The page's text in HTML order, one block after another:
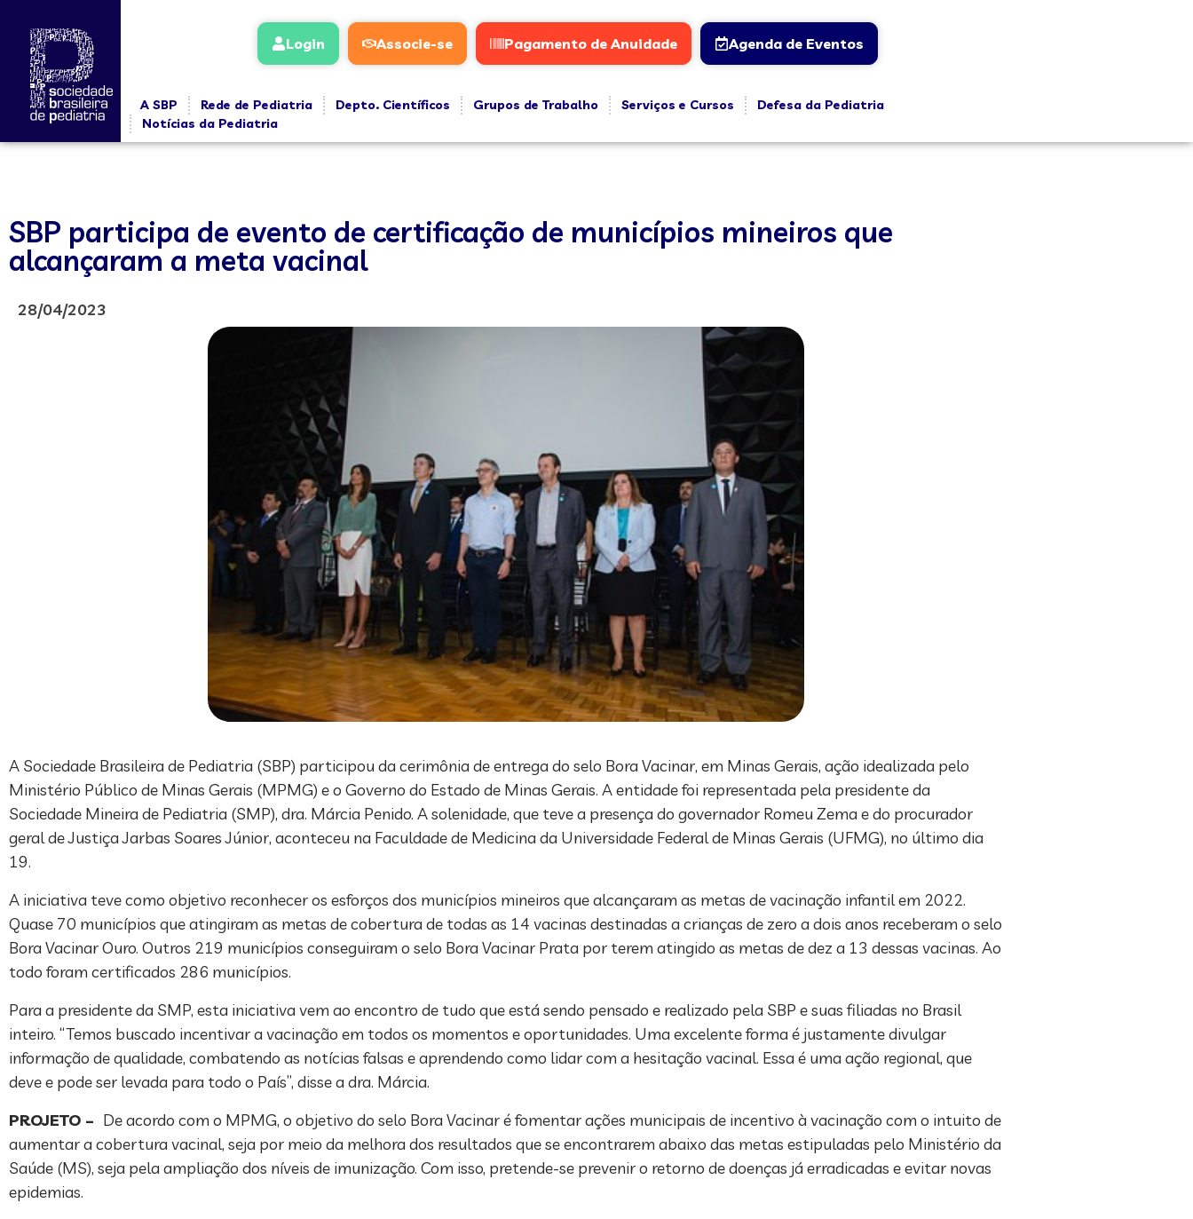
Login Associe-se Pagamento de Anuidade Agenda de Eventos
A SBP Rede de Pediatria Depto. Científicos Grupos de Trabalho Serviços e Cursos
Defesa da Pediatria
Notícias da Pediatria
SBP participa de evento de certificação de municípios mineiros que
alcançaram a meta vacinal
28/04/2023
A Sociedade Brasileira de Pediatria (SBP) participou da cerimônia de entrega do selo Bora Vacinar, em Minas Gerais, ação idealizada pelo
Ministério Público de Minas Gerais (MPMG) e o Governo do Estado de Minas Gerais. A entidade foi representada pela presidente da
Sociedade Mineira de Pediatria (SMP), dra. Márcia Penido. A solenidade, que teve a presença do governador Romeu Zema e do procurador
geral de Justiça Jarbas Soares Júnior, aconteceu na Faculdade de Medicina da Universidade Federal de Minas Gerais (UFMG), no último dia
19.
A iniciativa teve como objetivo reconhecer os esforços dos municípios mineiros que alcançaram as metas de vacinação infantil em 2022.
Quase 70 municípios que atingiram as metas de cobertura de todas as 14 vacinas destinadas a crianças de zero a dois anos receberam o selo
Bora Vacinar Ouro. Outros 219 municípios conseguiram o selo Bora Vacinar Prata por terem atingido as metas de dez a 13 dessas vacinas. Ao
todo foram certificados 286 municípios.
Para a presidente da SMP, esta iniciativa vem ao encontro de tudo que está sendo pensado e realizado pela SBP e suas filiadas no Brasil
inteiro. “Temos buscado incentivar a vacinação em todos os momentos e oportunidades. Uma excelente forma é justamente divulgar
informação de qualidade, combatendo as notícias falsas e aprendendo como lidar com a hesitação vacinal. Essa é uma ação regional, que
deve e pode ser levada para todo o País”, disse a dra. Márcia.
PROJETO – De acordo com o MPMG, o objetivo do selo Bora Vacinar é fomentar ações municipais de incentivo à vacinação com o intuito de
aumentar a cobertura vacinal, seja por meio da melhora dos resultados que se encontrarem abaixo das metas estipuladas pelo Ministério da
Saúde (MS), seja pela ampliação dos níveis de imunização. Com isso, pretende-se prevenir o retorno de doenças já erradicadas e evitar novas
epidemias.